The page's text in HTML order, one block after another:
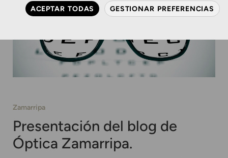
Zamarripa
Presentación del blog de
Óptica Zamarripa.
ACEPTAR TODAS GESTIONAR PREFERENCIAS